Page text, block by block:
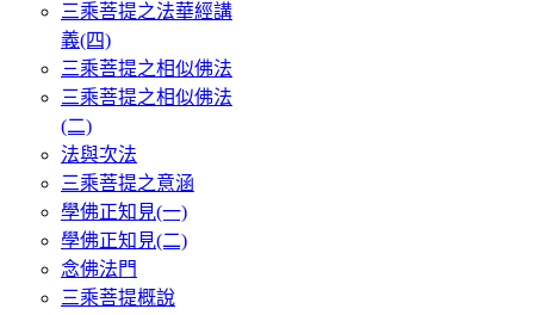
三乘菩提之法華經講
義(四)
三乘菩提之相似佛法
三乘菩提之相似佛法
(二)
法與次法
三乘菩提之意涵
學佛正知見(一)
學佛正知見(二)
念佛法門
三乘菩提概說